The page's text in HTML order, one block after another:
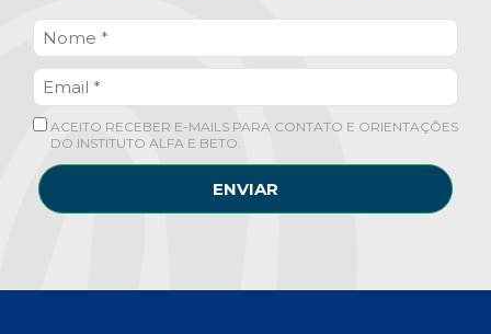
ACEITO RECEBER E-MAILS PARA CONTATO E ORIENTAÇÕES
DO INSTITUTO ALFA E BETO.
ENVIAR